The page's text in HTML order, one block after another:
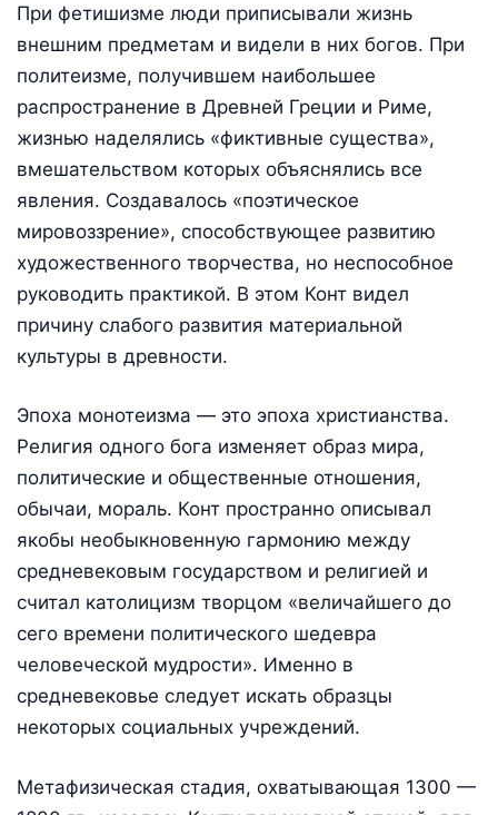
При фетишизме люди приписывали жизнь
внешним предметам и видели в них богов. При
политеизме, получившем наибольшее
распространение в Древней Греции и Риме,
жизнью наделялись «фиктивные существа»,
вмешательством которых объяснялись все
явления. Создавалось «поэтическое
мировоззрение», способствующее развитию
художественного творчества, но неспособное
руководить практикой. В этом Конт видел
причину слабого развития материальной
культуры в древности.
Эпоха монотеизма — это эпоха христианства.
Религия одного бога изменяет образ мира,
политические и общественные отношения,
обычаи, мораль. Конт пространно описывал
якобы необыкновенную гармонию между
средневековым государством и религией и
считал католицизм творцом «величайшего до
сего времени политического шедевра
человеческой мудрости». Именно в
средневековье следует искать образцы
некоторых социальных учреждений.
Метафизическая стадия, охватывающая 1300 —